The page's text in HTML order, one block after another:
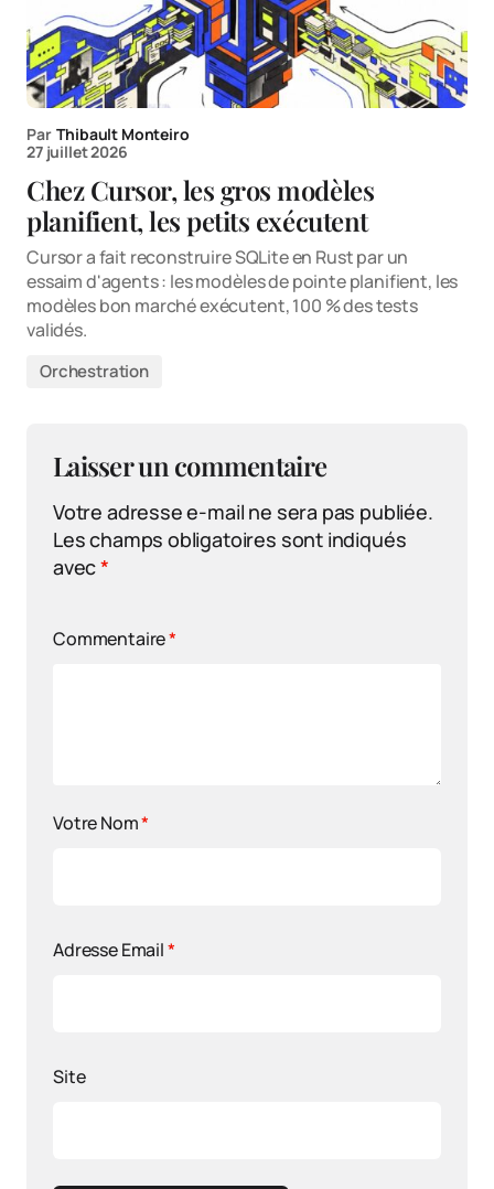
Par Thibault Monteiro
27 juillet 2026
Chez Cursor, les gros modèles
planifient, les petits exécutent
Cursor a fait reconstruire SQLite en Rust par un
essaim d'agents : les modèles de pointe planifient, les
modèles bon marché exécutent, 100 % des tests
validés.
Orchestration
Laisser un commentaire
Votre adresse e-mail ne sera pas publiée.
Les champs obligatoires sont indiqués
avec*
Commentaire*
Votre Nom*
Adresse Email*
Site